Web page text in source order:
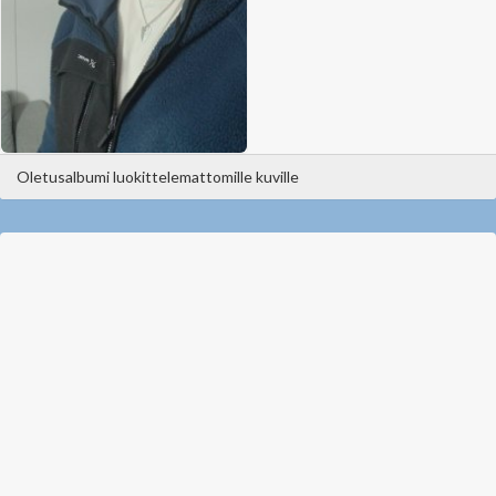
Oletusalbumi luokittelemattomille kuville